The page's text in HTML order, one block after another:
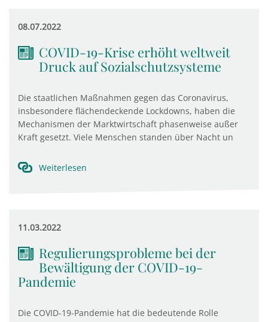
08.07.2022
COVID-19-Krise erhöht weltweit
Druck auf Sozialschutzsysteme
Die staatlichen Maßnahmen gegen das Coronavirus,
insbesondere flächendeckende Lockdowns, haben die
Mechanismen der Marktwirtschaft phasenweise außer
Kraft gesetzt. Viele Menschen standen über Nacht un
Weiterlesen
11.03.2022
Regulierungsprobleme bei der
Bewältigung der COVID-19-
Pandemie
Die COVID-19-Pandemie hat die bedeutende Rolle